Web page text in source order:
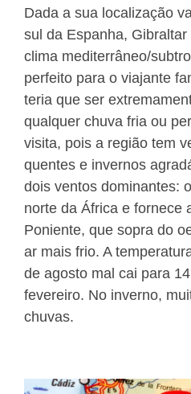
Dada a sua localização
sul da Espanha,
clima mediterrâneo/
perfeito para o viajante
teria que ser
qualquer chuva fria ou
visita, pois a região tem
quentes e invernos
dois ventos dominantes:
norte da África e fornece
Poniente, que sopra do
ar mais frio. A
de agosto mal cai para
fevereiro. No inverno,
chuvas.